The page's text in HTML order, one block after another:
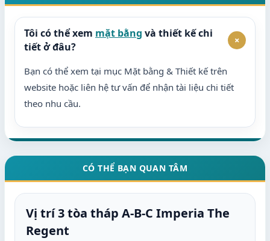
Tôi có thể xem mặt bằng và thiết kế chi
tiết ở đâu?
+
Bạn có thể xem tại mục Mặt bằng & Thiết kế trên
website hoặc liên hệ tư vấn để nhận tài liệu chi tiết
theo nhu cầu.
CÓ THỂ BẠN QUAN TÂM
Vị trí 3 tòa tháp A-B-C Imperia The
Regent